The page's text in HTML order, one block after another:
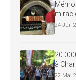
24 Juil
20
à
22 Mai